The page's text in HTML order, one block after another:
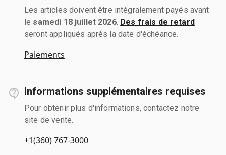
Les articles doivent être intégralement payés avant
le samedi 18 juillet 2026. Des frais de retard
seront appliqués après la date d'échéance.
Paiements
Informations supplémentaires requises
Pour obtenir plus d'informations, contactez notre
site de vente.
+1(360) 767-3000